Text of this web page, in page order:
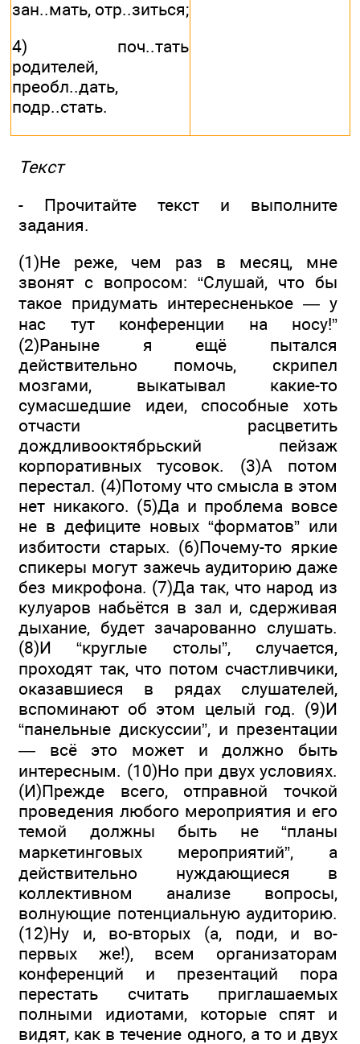
зан..мать, отр..зиться;
4) поч..тать
родителей,
преобл..дать,
подр..стать.
Текст
- Прочитайте текст и выполните
задания.
(1)Не реже, чем раз в месяц, мне
звонят с вопросом: “Слушай, что бы
такое придумать интересненькое — у
нас тут конференции на носу!”
(2)Раныне я ещё пытался
действительно помочь, скрипел
мозгами, выкатывал какие-то
сумасшедшие идеи, способные хоть
отчасти расцветить
дождливооктябрьский пейзаж
корпоративных тусовок. (3)А потом
перестал. (4)Потому что смысла в этом
нет никакого. (5)Да и проблема вовсе
не в дефиците новых “форматов” или
избитости старых. (6)Почему-то яркие
спикеры могут зажечь аудиторию даже
без микрофона. (7)Да так, что народ из
кулуаров набьётся в зал и, сдерживая
дыхание, будет зачарованно слушать.
(8)И “круглые столы”, случается,
проходят так, что потом счастливчики,
оказавшиеся в рядах слушателей,
вспоминают об этом целый год. (9)И
“панельные дискуссии”, и презентации
— всё это может и должно быть
интересным. (10)Но при двух условиях.
(И)Прежде всего, отправной точкой
проведения любого мероприятия и его
темой должны быть не “планы
маркетинговых мероприятий”, а
действительно нуждающиеся в
коллективном анализе вопросы,
волнующие потенциальную аудиторию.
(12)Ну и, во-вторых (а, поди, и во-
первых же!), всем организаторам
конференций и презентаций пора
перестать считать приглашаемых
полными идиотами, которые спят и
видят, как в течение одного, а то и двух